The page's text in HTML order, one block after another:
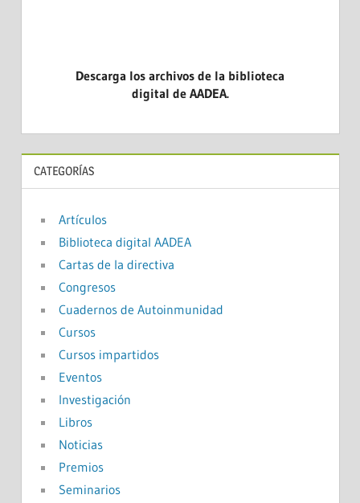
Descarga los archivos de la biblioteca
digital de AADEA.
CATEGORÍAS
Artículos
Biblioteca digital AADEA
Cartas de la directiva
Congresos
Cuadernos de Autoinmunidad
Cursos
Cursos impartidos
Eventos
Investigación
Libros
Noticias
Premios
Seminarios